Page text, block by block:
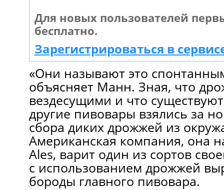
Для новых пользователей
бесплатно.
Зарегистрироваться в
«Они называют это
объясняет Манн. Зная, что
вездесущими и что
другие пивовары взялись за
сбора диких дрожжей из
Американская компания, она
Ales, варит oдин из сортов
c использованием дрожжей
бороды главного пивовара.